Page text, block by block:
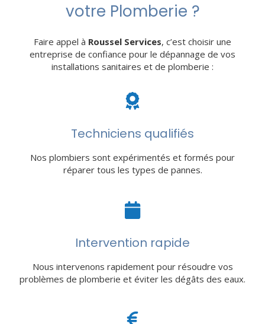
votre Plomberie ?
Faire appel à Roussel Services, c’est choisir une
entreprise de confiance pour le dépannage de vos
installations sanitaires et de plomberie :
Techniciens qualifiés
Nos plombiers sont expérimentés et formés pour
réparer tous les types de pannes.
Intervention rapide
Nous intervenons rapidement pour résoudre vos
problèmes de plomberie et éviter les dégâts des eaux.